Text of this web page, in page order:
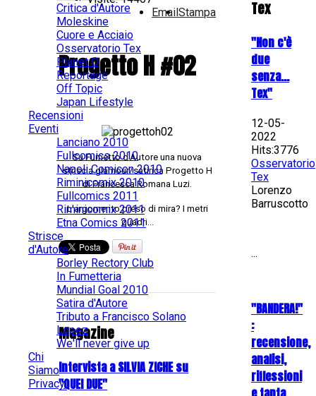
Stampa
Email
Progetto H #02
Su Fumetto d'Autore una nuova
striscia glamour/satirica Progetto H
di Francesca Romana Luzi.
L'argomento preso di mira? I metri
quadri...
Magazine
Intervista a SILVIA ZICHE su
"QUEI DUE"
Tex
"Non c'è
due
senza...
Tex"
12-05-
2022
Hits:3776
Osservatorio
Tex
Lorenzo
Barruscotto
...
"BANDERA!"
:
recensione,
analisi,
riflessioni
Critica d'Autore
Moleskine
Cuore e Acciaio
Osservatorio Tex
Planet O
Reportage
Off Topic
Japan Lifestyle
Recensioni
Eventi
Lanciano 2010
Fullcomics 2010
Napoli Comicon 2010
Riminicomix 2010
Fullcomics 2011
Riminicomix 2011
Etna Comics 2011
Strisce
d'Autore
Borley Rectory Club
In Fumetteria
Mundial Goal 2010
Satira d'Autore
Tributo a Francisco Solano
Lopez
We'll never give up
Chi
Siamo
Privacy